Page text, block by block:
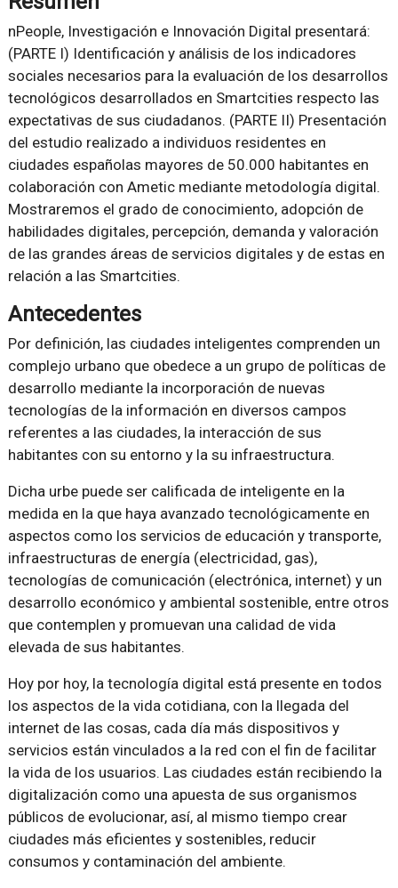
nPeople, Investigación e Innovación Digital presentará:
(PARTE I) Identificación y análisis de los indicadores
sociales necesarios para la evaluación de los desarrollos
tecnológicos desarrollados en Smartcities respecto las
expectativas de sus ciudadanos. (PARTE II) Presentación
del estudio realizado a individuos residentes en
ciudades españolas mayores de 50.000 habitantes en
colaboración con Ametic mediante metodología digital.
Mostraremos el grado de conocimiento, adopción de
habilidades digitales, percepción, demanda y valoración
de las grandes áreas de servicios digitales y de estas en
relación a las Smartcities.
Antecedentes
Por definición, las ciudades inteligentes comprenden un
complejo urbano que obedece a un grupo de políticas de
desarrollo mediante la incorporación de nuevas
tecnologías de la información en diversos campos
referentes a las ciudades, la interacción de sus
habitantes con su entorno y la su infraestructura.
Dicha urbe puede ser calificada de inteligente en la
medida en la que haya avanzado tecnológicamente en
aspectos como los servicios de educación y transporte,
infraestructuras de energía (electricidad, gas),
tecnologías de comunicación (electrónica, internet) y un
desarrollo económico y ambiental sostenible, entre otros
que contemplen y promuevan una calidad de vida
elevada de sus habitantes.
Hoy por hoy, la tecnología digital está presente en todos
los aspectos de la vida cotidiana, con la llegada del
internet de las cosas, cada día más dispositivos y
servicios están vinculados a la red con el fin de facilitar
la vida de los usuarios. Las ciudades están recibiendo la
digitalización como una apuesta de sus organismos
públicos de evolucionar, así, al mismo tiempo crear
ciudades más eficientes y sostenibles, reducir
consumos y contaminación del ambiente.